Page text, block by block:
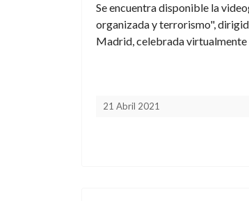
Se encuentra disponible la
organizada y terrorismo",
Madrid, celebrada
21 Abril 2021